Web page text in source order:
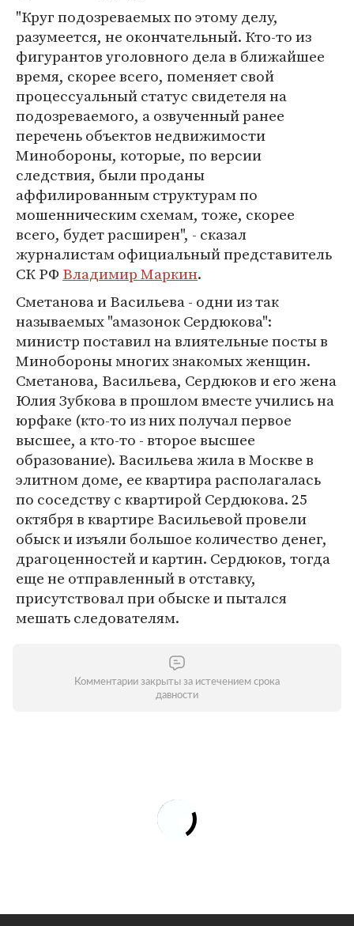
"Круг подозреваемых по этому делу,
разумеется, не окончательный. Кто-то из
фигурантов уголовного дела в ближайшее
время, скорее всего, поменяет свой
процессуальный статус свидетеля на
подозреваемого, а озвученный ранее
перечень объектов недвижимости
Минобороны, которые, по версии
следствия, были проданы
аффилированным структурам по
мошенническим схемам, тоже, скорее
всего, будет расширен", - сказал
журналистам официальный представитель
СК РФВладимир Маркин.
Сметанова и Васильева - одни из так
называемых "амазонок Сердюкова":
министр поставил на влиятельные посты в
Минобороны многих знакомых женщин.
Сметанова, Васильева, Сердюков и его жена
Юлия Зубкова в прошлом вместе учились на
юрфаке (кто-то из них получал первое
высшее, а кто-то - второе высшее
образование). Васильева жила в Москве в
элитном доме, ее квартира располагалась
по соседству с квартирой Сердюкова. 25
октября в квартире Васильевой провели
обыск и изъяли большое количество денег,
драгоценностей и картин. Сердюков, тогда
еще не отправленный в отставку,
присутствовал при обыске и пытался
мешать следователям.
Комментарии закрыты за истечением срока
давности